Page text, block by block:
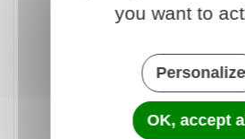
Vous n'avez pas
Vous avez accompli
d'un État étranger,
fait d'être Français(e).
you want to
Personalize
OK, accept